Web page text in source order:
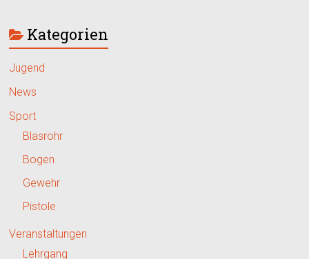
Kategorien
Jugend
News
Sport
Blasrohr
Bogen
Gewehr
Pistole
Veranstaltungen
Lehrgang